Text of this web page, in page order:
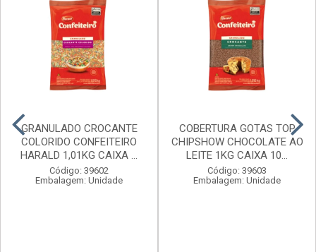
GRANULADO CROCANTE
COLORIDO CONFEITEIRO
HARALD 1,01KG CAIXA ...
Código: 39602
Embalagem: Unidade
COBERTURA GOTAS TOP
CHIPSHOW CHOCOLATE AO
LEITE 1KG CAIXA 10...
Código: 39603
Embalagem: Unidade